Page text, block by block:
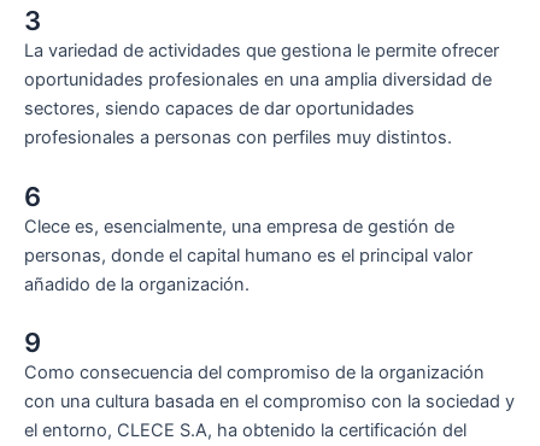
3
La variedad de actividades que gestiona le permite ofrecer
oportunidades profesionales en una amplia diversidad de
sectores, siendo capaces de dar oportunidades
profesionales a personas con perfiles muy distintos.
6
Clece es, esencialmente, una empresa de gestión de
personas, donde el capital humano es el principal valor
añadido de la organización.
9
Como consecuencia del compromiso de la organización
con una cultura basada en el compromiso con la sociedad y
el entorno, CLECE S.A, ha obtenido la certificación del